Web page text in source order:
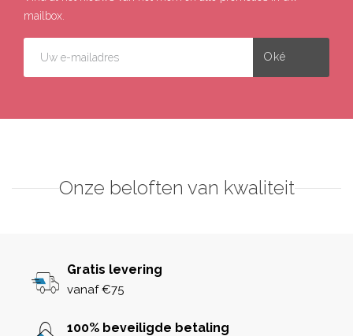
mailbox.
Onze beloften van kwaliteit
Gratis levering
vanaf €75
100% beveiligde betaling